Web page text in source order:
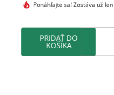
Ponáhľajte sa!Zostáva už
PRIDAŤ DO
KOŠÍKA